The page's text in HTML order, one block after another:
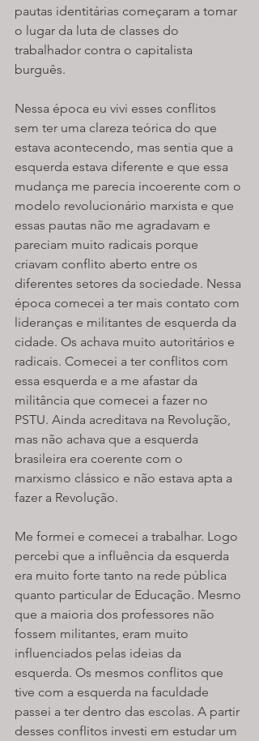
pautas identitárias começaram a tomar
o lugar da luta de classes do
trabalhador contra o capitalista
burguês.
Nessa época eu vivi esses conflitos
sem ter uma clareza teórica do que
estava acontecendo, mas sentia que a
esquerda estava diferente e que essa
mudança me parecia incoerente com o
modelo revolucionário marxista e que
essas pautas não me agradavam e
pareciam muito radicais porque
criavam conflito aberto entre os
diferentes setores da sociedade. Nessa
época comecei a ter mais contato com
lideranças e militantes de esquerda da
cidade. Os achava muito autoritários e
radicais. Comecei a ter conflitos com
essa esquerda e a me afastar da
militância que comecei a fazer no
PSTU. Ainda acreditava na Revolução,
mas não achava que a esquerda
brasileira era coerente com o
marxismo clássico e não estava apta a
fazer a Revolução.
Me formei e comecei a trabalhar. Logo
percebi que a influência da esquerda
era muito forte tanto na rede pública
quanto particular de Educação. Mesmo
que a maioria dos professores não
fossem militantes, eram muito
influenciados pelas ideias da
esquerda. Os mesmos conflitos que
tive com a esquerda na faculdade
passei a ter dentro das escolas. A partir
desses conflitos investi em estudar um